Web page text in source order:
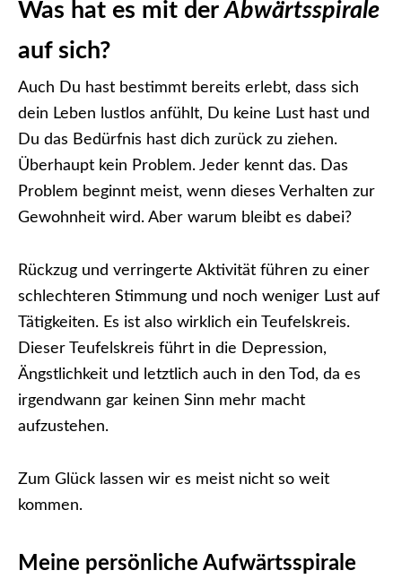
Was hat es mit derAbwärtsspirale
auf sich?
Auch Du hast bestimmt bereits erlebt, dass sich
dein Leben lustlos anfühlt, Du keine Lust hast und
Du das Bedürfnis hast dich zurück zu ziehen.
Überhaupt kein Problem. Jeder kennt das. Das
Problem beginnt meist, wenn dieses Verhalten zur
Gewohnheit wird. Aber warum bleibt es dabei?
Rückzug und verringerte Aktivität führen zu einer
schlechteren Stimmung und noch weniger Lust auf
Tätigkeiten. Es ist also wirklich ein Teufelskreis.
Dieser Teufelskreis führt in die Depression,
Ängstlichkeit und letztlich auch in den Tod, da es
irgendwann gar keinen Sinn mehr macht
aufzustehen.
Zum Glück lassen wir es meist nicht so weit
kommen.
Meine persönliche Aufwärtsspirale